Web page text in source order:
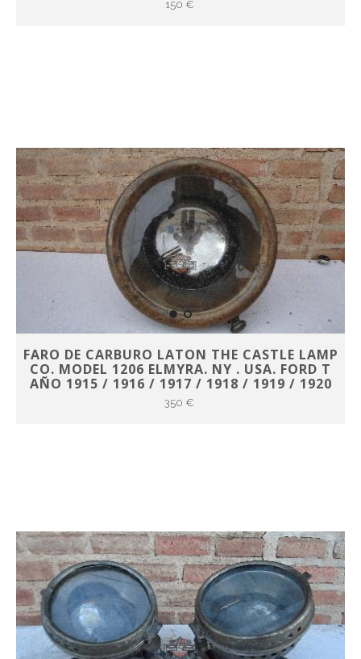
150 €
FARO DE CARBURO LATON THE CASTLE LAMP
CO. MODEL 1206 ELMYRA. NY . USA. FORD T
AÑO 1915 / 1916 / 1917 / 1918 / 1919 / 1920
350 €